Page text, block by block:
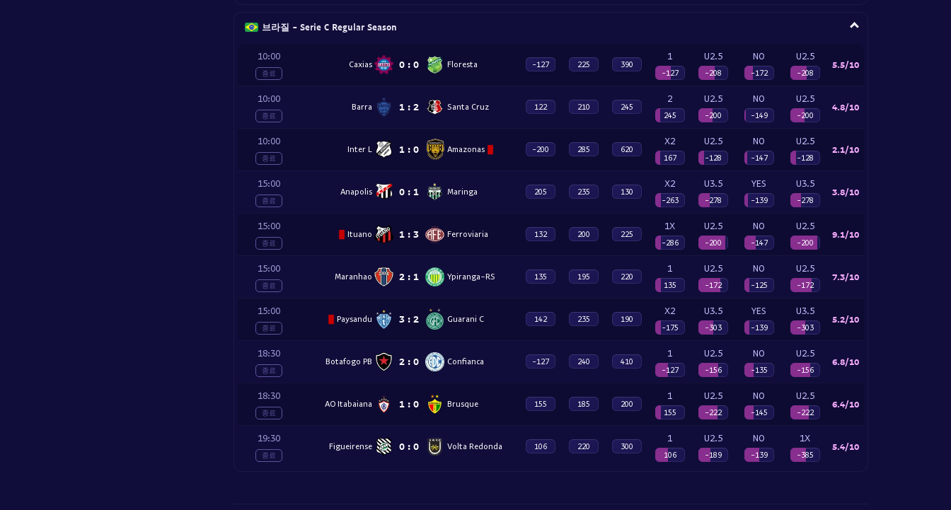
브라질 - Serie C Regular Season
10:00
종료
Caxias 0 : 0 Floresta -127 225 390
1
-127
U2.5
-208
NO
-172
U2.5
-208
5.5/10
10:00
종료
Barra 1 : 2 Santa Cruz 122 210 245
2
245
U2.5
-200
NO
-149
U2.5
-200
4.8/10
10:00
종료
Inter L 1 : 0 Amazonas -200 285 620
X2
167
U2.5
-128
NO
-147
U2.5
-128
2.1/10
15:00
종료
Anapolis 0 : 1 Maringa 205 235 130
X2
-263
U3.5
-278
YES
-139
U3.5
-278
3.8/10
15:00
종료
Ituano 1 : 3 Ferroviaria 132 200 225
1X
-286
U2.5
-200
NO
-147
U2.5
-200
9.1/10
15:00
종료
Maranhao 2 : 1 Ypiranga-RS 135 195 220
1
135
U2.5
-172
NO
-125
U2.5
-172
7.3/10
15:00
종료
Paysandu 3 : 2 Guarani C 142 235 190
X2
-175
U3.5
-303
YES
-139
U3.5
-303
5.2/10
18:30
종료
Botafogo PB 2 : 0 Confianca -127 240 410
1
-127
U2.5
-156
NO
-135
U2.5
-156
6.8/10
18:30
종료
AO Itabaiana 1 : 0 Brusque 155 185 200
1
155
U2.5
-222
NO
-145
U2.5
-222
6.4/10
19:30
종료
Figueirense 0 : 0 Volta Redonda 106 220 300
1
106
U2.5
-189
NO
-139
1X
-385
5.4/10